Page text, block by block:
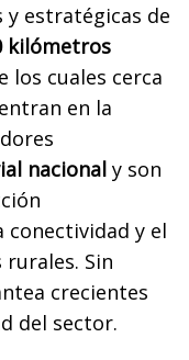
estratégicas de
kilómetros
los cuales cerca
en la
nacional y son
y el
Sin
crecientes
del sector.